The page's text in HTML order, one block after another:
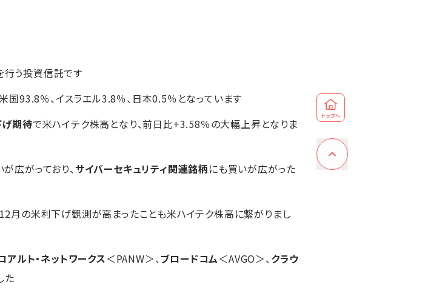
う投資信託です
国93.8％、イスラエル3.8％、日本0.5％となっています
期待で米ハイテク株高となり、前日比+3.58％の大幅上昇となりま
広がっており、 サイバーセキュリティ関連銘柄にも買いが広がった
月の米利下げ観測が高まったことも米ハイテク株高に繋がりまし
アルト・ネットワークス＜PANW＞、ブロードコム＜AVGO＞、 クラウ
た